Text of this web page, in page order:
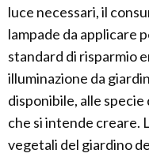
luce necessari, il
lampade da applicare
standard di risparmio
illuminazione da
disponibile, alle
che si intende creare.
vegetali del giardino